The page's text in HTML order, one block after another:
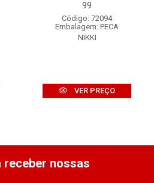
99
Código: 72094
Embalagem: PECA
NIKKI
VER PREÇO
receber nossas